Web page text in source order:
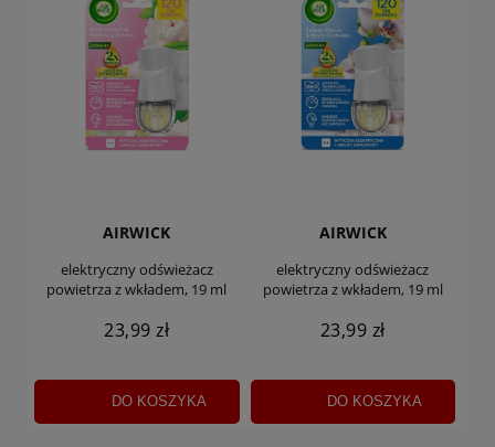
AIRWICK
elektryczny odświeżacz
powietrza z wkładem, 19 ml
23,99 zł
DO KOSZYKA
AIRWICK
elektryczny odświeżacz
powietrza z wkładem, 19 ml
23,99 zł
DO KOSZYKA